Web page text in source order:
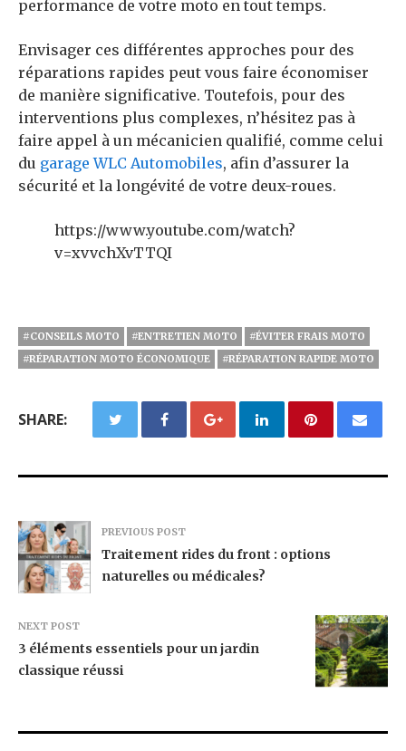
performance de votre moto en tout temps.
Envisager ces différentes approches pour des
réparations rapides peut vous faire économiser
de manière significative. Toutefois, pour des
interventions plus complexes, n’hésitez pas à
faire appel à un mécanicien qualifié, comme celui
du garage WLC Automobiles, afin d’assurer la
sécurité et la longévité de votre deux-roues.
https://www.youtube.com/watch?
v=xvvchXvTTQI
#CONSEILS MOTO #ENTRETIEN MOTO
#ÉVITER FRAIS MOTO
#RÉPARATION MOTO ÉCONOMIQUE
#RÉPARATION RAPIDE MOTO
SHARE:
PREVIOUS POST
Traitement rides du front : options
naturelles ou médicales?
NEXT POST
3 éléments essentiels pour un jardin
classique réussi